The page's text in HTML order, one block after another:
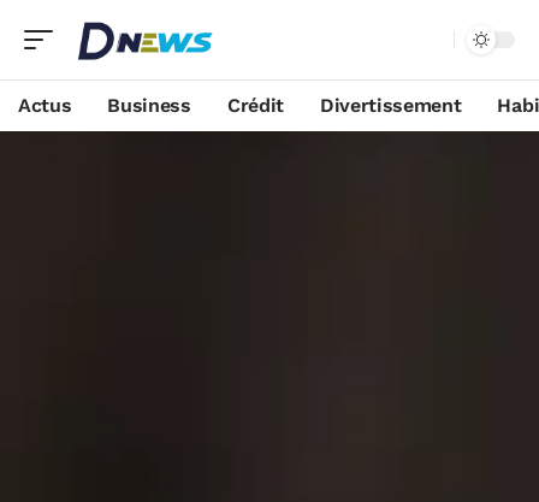
Actus Business Crédit Divertissement